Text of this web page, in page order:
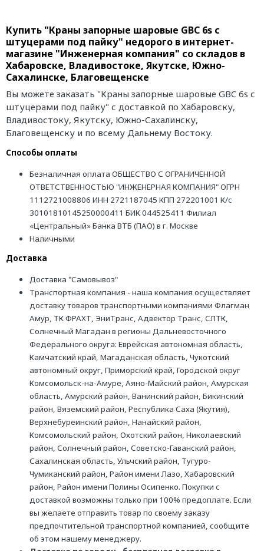
Купить "Краны запорные шаровые GBC 6s с
штуцерами под пайку" недорого в интернет-
магазине "Инженерная компания" со складов в
Хабаровске, Владивостоке, Якутске, Южно-
Сахалинске, Благовещенске
Вы можете заказать "Краны запорные шаровые GBC 6s с
штуцерами под пайку" с доставкой по Хабаровску,
Владивостоку, Якутску, Южно-Сахалинску,
Благовещенску и по всему Дальнему Востоку.
Способы оплаты
Безналичная оплата ОБЩЕСТВО С ОГРАНИЧЕННОЙ
ОТВЕТСТВЕННОСТЬЮ "ИНЖЕНЕРНАЯ КОМПАНИЯ" ОГРН
1112721008806 ИНН 2721187045 КПП 272201001 К/с
30101810145250000411 БИК 044525411 Филиал
«Центральный» Банка ВТБ (ПАО) в г. Москве
Наличными
Доставка
Доставка "Самовывоз"
Транспортная компания - наша компания осуществляет
доставку товаров транспортными компаниями Флагман
Амур, ТК ФРАХТ, ЭниТранс, Адвектор Транс, СЛТК,
Солнечный Магадан в регионы Дальневосточного
Федерального округа: Еврейская автономная область,
Камчатский край, Магаданская область, Чукотский
автономный округ, Приморский край, Городской округ
Комсомольск-на-Амуре, Аяно-Майский район, Амурская
область, Амурский район, Ванинский район, Бикинский
район, Вяземский район, Республика Саха (Якутия),
Верхнебуреинский район, Нанайский район,
Комсомольский район, Охотский район, Николаевский
район, Солнечный район, Советско-Гаванский район,
Сахалинская область, Ульчский район, Тугуро-
Чумиканский район, Район имени Лазо, Хабаровский
район, Район имени Полины Осипенко. Покупки с
доставкой возможны только при 100% предоплате. Если
вы желаете отправить товар по своему заказу
предпочтительной транспортной компанией, сообщите
об этом нашему менеджеру.